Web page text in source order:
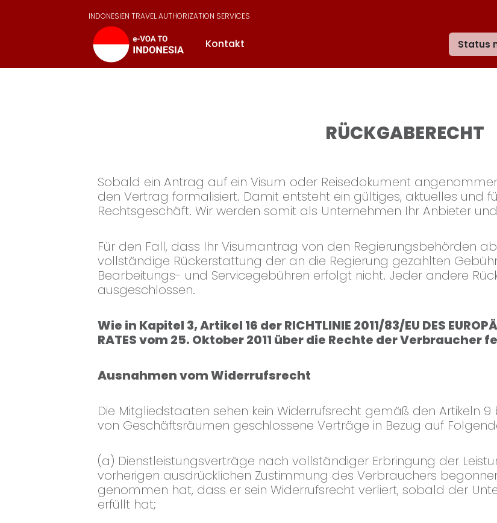
INDONESIEN TRAVEL AUTHORIZATION SERVICES
Kontakt Status
RÜCKGABERECHT
Sobald ein Antrag auf ein Visum oder Reisedokument
den Vertrag formalisiert. Damit entsteht ein gültiges, aktuelles und
Rechtsgeschäft. Wir werden somit als Unternehmen Ihr Anbieter
Für den Fall, dass Ihr Visumantrag von den Regierungsbehörden
vollständige Rückerstattung der an die Regierung gezahlten
Bearbeitungs- und Servicegebühren erfolgt nicht. Jeder andere
ausgeschlossen.
Wie in Kapitel 3, Artikel 16 der RICHTLINIE 2011/83/EU DES
RATES vom 25. Oktober 2011 über die Rechte der Verbraucher
Ausnahmen vom Widerrufsrecht
Die Mitgliedstaaten sehen kein Widerrufsrecht gemäß den Artikeln
von Geschäftsräumen geschlossene Verträge in Bezug auf
(a) Dienstleistungsverträge nach vollständiger Erbringung der
vorherigen ausdrücklichen Zustimmung des Verbrauchers
genommen hat, dass er sein Widerrufsrecht verliert, sobald der
erfüllt hat;